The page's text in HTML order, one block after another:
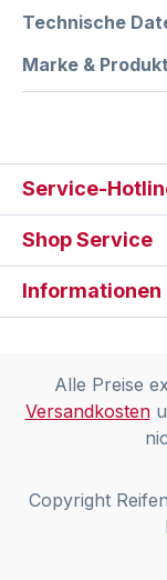
Technische
Marke &
Service-
Shop Service
Informationen
Alle Preise
Versandkosten
Copyright